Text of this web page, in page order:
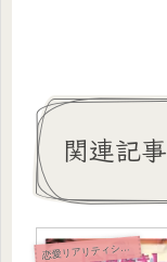
関連記事
恋
愛リアリティショー